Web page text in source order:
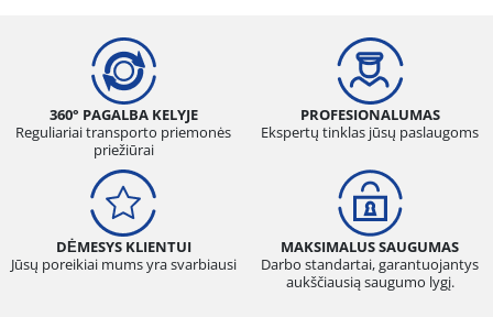
360° PAGALBA KELYJE
Reguliariai transporto priemonės
priežiūrai
PROFESIONALUMAS
Ekspertų tinklas jūsų paslaugoms
DĖMESYS KLIENTUI
Jūsų poreikiai mums yra svarbiausi
MAKSIMALUS SAUGUMAS
Darbo standartai, garantuojantys
aukščiausią saugumo lygį.